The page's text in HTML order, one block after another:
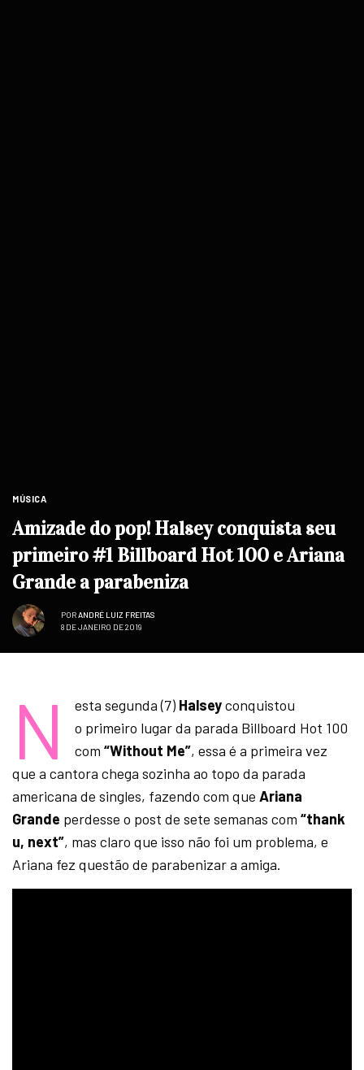
MÚSICA
Amizade do pop! Halsey conquista seu
primeiro #1 Billboard Hot 100 e Ariana
Grande a parabeniza
PORANDRÉ LUIZ FREITAS
8 DE JANEIRO DE 2019
N esta segunda (7) Halseyconquistou
o primeiro lugar da parada Billboard Hot 100
com “Without Me”, essa é a primeira vez
que a cantora chega sozinha ao topo da parada
americana de singles, fazendo com queAriana
Grande perdesse o post de sete semanas com“thank
u, next”, mas claro que isso não foi um problema, e
Ariana fez questão de parabenizar a amiga.